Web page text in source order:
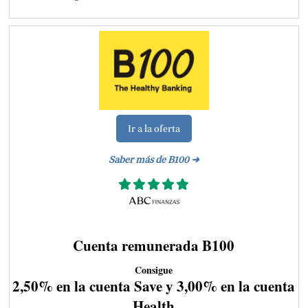
Ir a la oferta
Saber más de B100 ➜
Cuenta remunerada B100
Consigue
2,50% en la cuenta Save y 3,00% en la cuenta